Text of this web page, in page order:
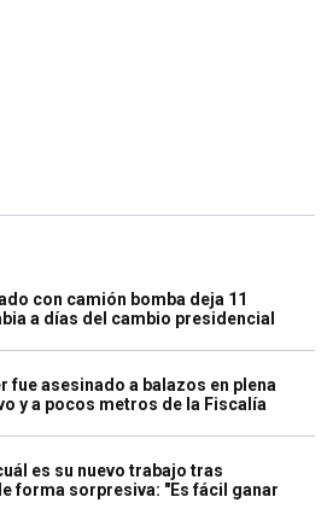
con camión bomba deja 11
a días del cambio presidencial
fue asesinado a balazos en plena
y a pocos metros de la Fiscalía
es su nuevo trabajo tras
forma sorpresiva: "Es fácil ganar